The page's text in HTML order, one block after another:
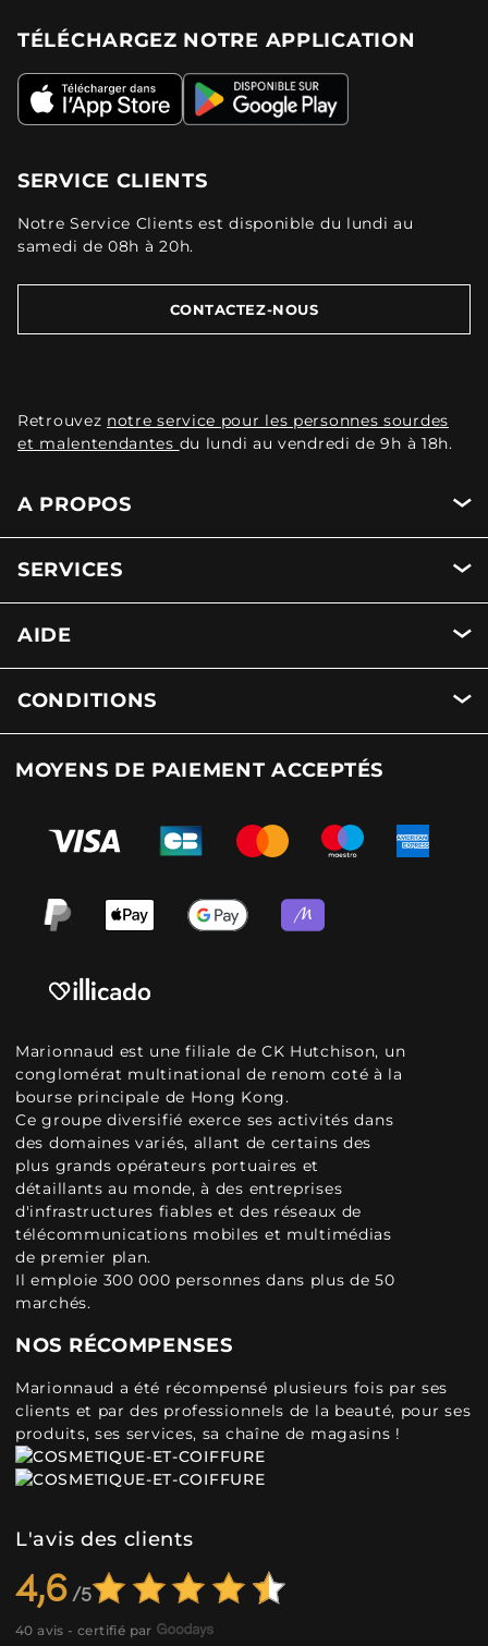
TÉLÉCHARGEZ NOTRE APPLICATION
SERVICE CLIENTS
Notre Service Clients est disponible du lundi au
samedi de 08h à 20h.
CONTACTEZ-NOUS
Retrouvez notre service pour les personnes sourdes
et malentendantes du lundi au vendredi de 9h à 18h.
A PROPOS
SERVICES
AIDE
CONDITIONS
MOYENS DE PAIEMENT ACCEPTÉS
Marionnaud est une filiale de CK Hutchison, un
conglomérat multinational de renom coté à la
bourse principale de Hong Kong.
Ce groupe diversifié exerce ses activités dans
des domaines variés, allant de certains des
plus grands opérateurs portuaires et
détaillants au monde, à des entreprises
d'infrastructures fiables et des réseaux de
télécommunications mobiles et multimédias
de premier plan.
Il emploie 300 000 personnes dans plus de 50
marchés.
NOS RÉCOMPENSES
Marionnaud a été récompensé plusieurs fois par ses
clients et par des professionnels de la beauté, pour ses
produits, ses services, sa chaîne de magasins !
L'avis des clients
4,6
40 avis - certifié par